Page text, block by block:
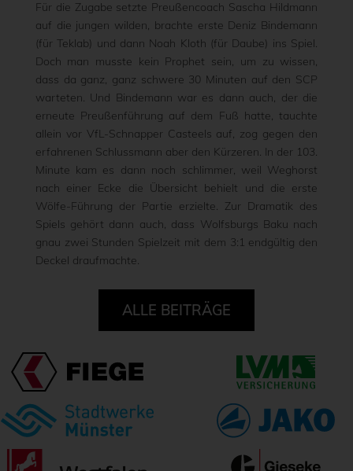
Für die Zugabe setzte Preußencoach Sascha Hildmann
auf die jungen wilden, brachte erste Deniz Bindemann
(für Teklab) und dann Noah Kloth (für Daube) ins Spiel.
Doch man musste kein Prophet sein, um zu wissen,
dass da ganz, ganz schwere 30 Minuten auf den SCP
warteten. Und Bindemann war es dann auch, der die
erneute Preußenführung auf dem Fuß hatte, tauchte
allein vor VfL-Schnapper Casteels auf, zog gegen den
erfahrenen Schlussmann aber den Kürzeren. In der 103.
Minute kam es dann noch schlimmer, weil Weghorst
nach einer Ecke die Übersicht behielt und die erste
Wölfe-Führung der Partie erzielte. Zur Dramatik des
Spiels gehört dann auch, dass Wolfsburgs Baku nach
gnau zwei Stunden Spielzeit mit dem 3:1 endgültig den
Deckel draufmachte.
ALLE BEITRÄGE